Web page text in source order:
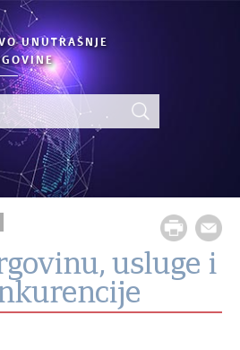
UNUTRAŠNJE
usluge i